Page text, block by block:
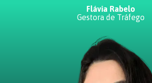
Flávia Rabelo
Gestora de Tráfego